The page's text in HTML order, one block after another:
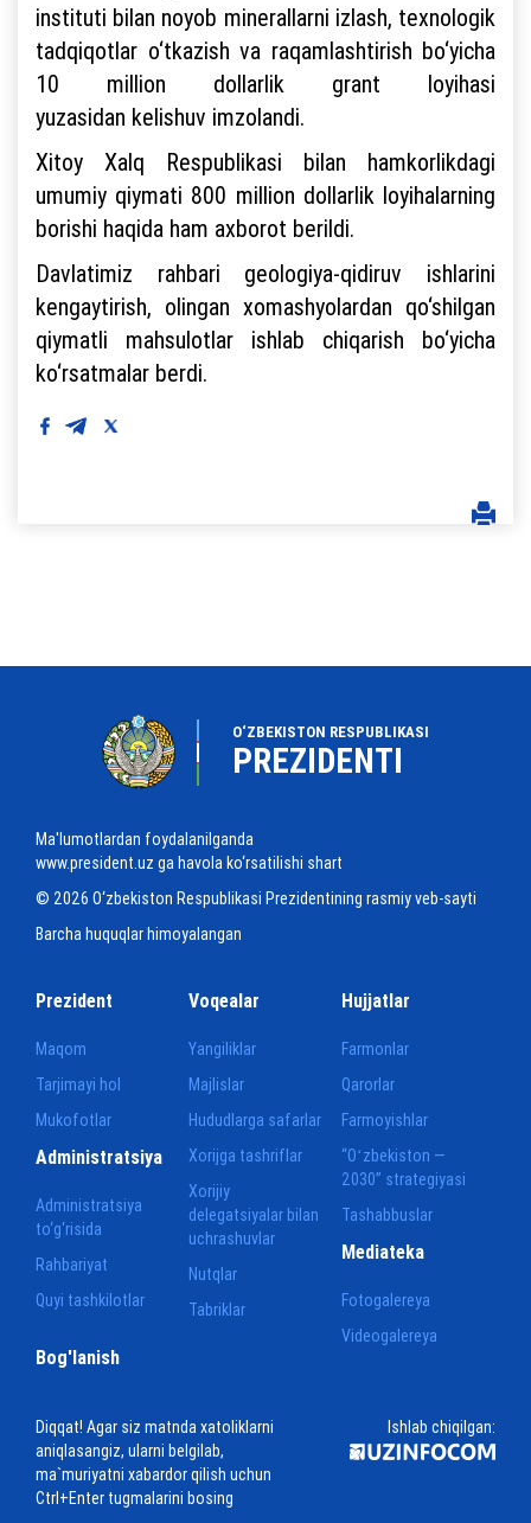
instituti bilan noyob minerallarni izlash, texnologik
tadqiqotlar o‘tkazish va raqamlashtirish bo‘yicha
10 million dollarlik grant loyihasi
yuzasidan kelishuv imzolandi.
Xitoy Xalq Respublikasi bilan hamkorlikdagi
umumiy qiymati 800 million dollarlik loyihalarning
borishi haqida ham axborot berildi.
Davlatimiz rahbari geologiya-qidiruv ishlarini
kengaytirish, olingan xomashyolardan qo‘shilgan
qiymatli mahsulotlar ishlab chiqarish bo‘yicha
ko‘rsatmalar berdi.
O‘ZBEKISTON RESPUBLIKASI
PREZIDENTI
Ma'lumotlardan foydalanilganda
www.president.uz ga havola ko‘rsatilishi shart
© 2026 O‘zbekiston Respublikasi Prezidentining rasmiy veb-sayti
Barcha huquqlar himoyalangan
Prezident
Maqom
Tarjimayi hol
Mukofotlar
Voqealar
Yangiliklar
Majlislar
Hududlarga safarlar
Xorijga tashriflar
Xorijiy
delegatsiyalar bilan
uchrashuvlar
Nutqlar
Tabriklar
Hujjatlar
Farmonlar
Qarorlar
Farmoyishlar
“Oʻzbekiston —
2030” strategiyasi
Tashabbuslar
Administratsiya
Administratsiya
to‘g‘risida
Rahbariyat
Quyi tashkilotlar
Mediateka
Fotogalereya
Videogalereya
Bog'lanish
Diqqat! Agar siz matnda xatoliklarni
aniqlasangiz, ularni belgilab,
ma`muriyatni xabardor qilish uchun
Ctrl+Enter tugmalarini bosing
Ishlab chiqilgan: